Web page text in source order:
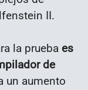
II.
la prueba es
de
un aumento